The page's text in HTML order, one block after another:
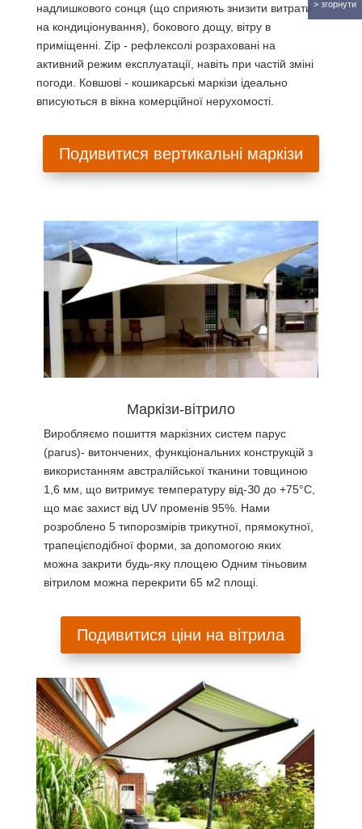
надлишкового сонця (що сприяють знизити витрати
на кондиціонування), бокового дощу, вітру в
приміщенні. Zip - рефлексолі розраховані на
активний режим експлуатації, навіть при частій зміні
погоди. Ковшові - кошикарські маркізи ідеально
вписуються в вікна комерційної нерухомості.
Подивитися вертикальні маркізи
Маркізи-вітрило
Виробляємо пошиття маркізних систем парус
(parus)- витончених, функціональних конструкцій з
використанням австралійської тканини товщиною
1,6 мм, що витримує температуру від-З0 до +75°C,
що має захист від UV променів 95%. Нами
розроблено 5 типорозмірів трикутної, прямокутної,
трапецієподібної форми, за допомогою яких
можна закрити будь-яку площею Одним тіньовим
вітрилом можна перекрити 65 м2 площі.
Подивитися ціни на вітрила